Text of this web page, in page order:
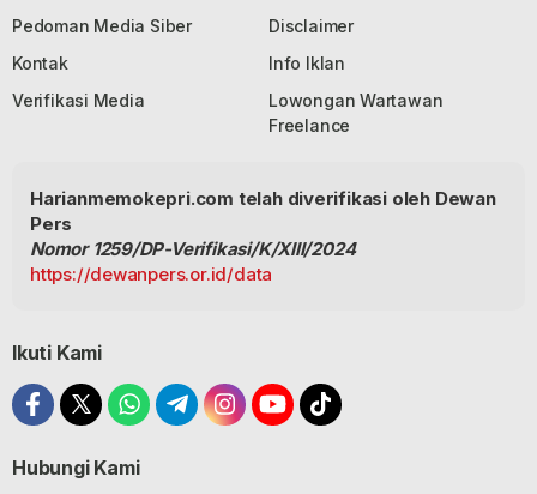
Pedoman Media Siber
Disclaimer
Kontak
Info Iklan
Verifikasi Media
Lowongan Wartawan
Freelance
Harianmemokepri.com telah diverifikasi oleh Dewan
Pers
Nomor 1259/DP-Verifikasi/K/XIII/2024
https://dewanpers.or.id/data
Ikuti Kami
Hubungi Kami